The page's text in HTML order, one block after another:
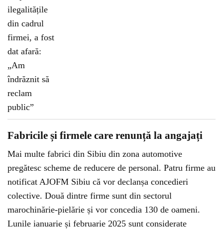
Fabricile și firmele care renunță la angajați
Mai multe fabrici din Sibiu din zona automotive
pregătesc scheme de reducere de personal. Patru firme au
notificat AJOFM Sibiu că vor declanșa concedieri
colective. Două dintre firme sunt din sectorul
marochinărie-pielărie și vor concedia 130 de oameni.
Lunile ianuarie și februarie 2025 sunt considerate